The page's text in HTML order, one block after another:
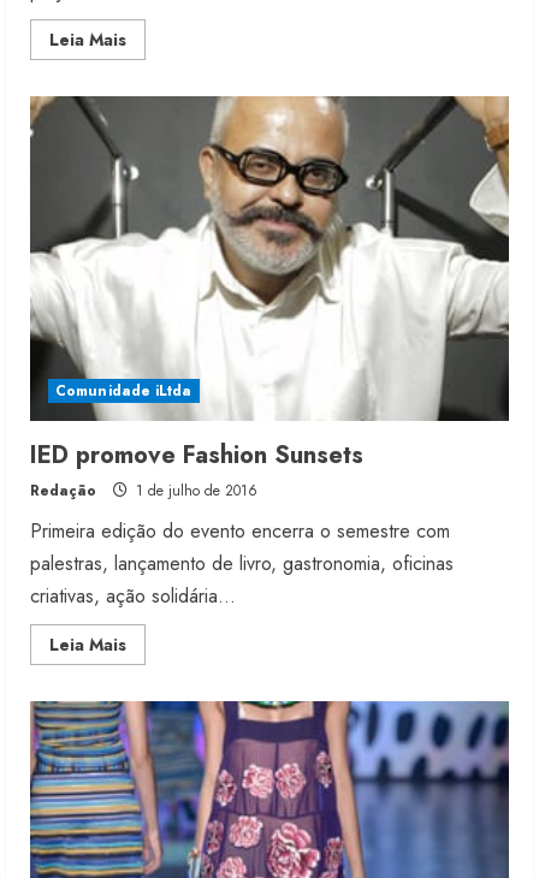
Leia MaisRead
more
ajudar
refugiados
Comunidade iLtda
IED promove Fashion Sunsets
Redação 1 de julho de 2016
Primeira edição do evento encerra o semestre com
palestras, lançamento de livro, gastronomia, oficinas
criativas, ação solidária...
Leia MaisRead
more
promove
Fashion
Sunsets